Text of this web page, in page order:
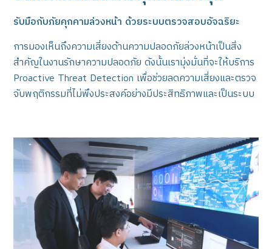
รับมือกับภัยคุกคามล่วงหน้า ด้วยระบบตรวจสอบอัจฉริยะ
การมองเห็นถึงความเสี่ยงด้านความปลอดภัยล่วงหน้าเป็นสิ่ง
สำคัญในงานรักษาความปลอดภัย ดังนั้นเรามุ่งมั่นที่จะให้บริการ
Proactive Threat Detection เพื่อช่วยลดความเสี่ยงและตรวจ
จับพฤติกรรมที่ไม่พึงประสงค์อย่างมีประสิทธิภาพและเป็นระบบ